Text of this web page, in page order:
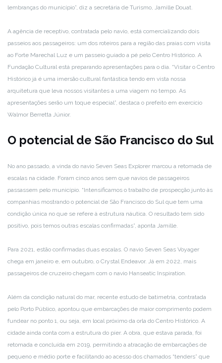
lembranças do município”, diz a secretária de Turismo, Jamille Douat.
A agência de receptivo, contratada pelo navio, está comercializando dois
passeios aos passageiros: um dos roteiros para a região das praias com visita
ao Forte Marechal Luz e um passeio guiado a pé pelo Centro Histórico. A
Fundação Cultural está preparando apresentações para o dia. “Visitar o Centro
Histórico já é uma imersão cultural fantástica tendo em vista nossa
arquitetura que leva nossos visitantes a uma viagem no tempo. As
apresentações serão um toque especial”, destaca o prefeito em exercício
Walmor Berretta Júnior.
O potencial de São Francisco do Sul
No ano passado, a vinda do navio Seven Seas Explorer marcou a retomada de
escalas na cidade. Foram cinco anos sem que navios de passageiros
passassem pelo município. “Intensificamos o trabalho de prospecção junto às
companhias mostrando o potencial de São Francisco do Sul que tem uma
condição única no que se refere à estrutura náutica. O resultado tem sido
positivo, pois temos outras escalas confirmadas”, aponta Jamille.
Para 2021, estão confirmadas duas escalas. O navio Seven Seas Voyager
chega em janeiro e, em outubro, o Crystal Endeavor. Já em 2022, mais
passageiros de cruzeiro chegam com o navio Hanseatic Inspiration.
Além da condição natural do mar, recente estudo de batimetria, contratada
pelo Porto Público, apontou que embarcações de maior comprimento podem
fundear no ponto 1, ou seja, em local próximo da orla do Centro Histórico. A
cidade ainda conta com a estrutura do píer. A obra, que estava parada, foi
retomada e concluída em 2019, permitindo a atracação de embarcações de
pequeno e médio porte e facilitando ao acesso dos chamados “tenders” que